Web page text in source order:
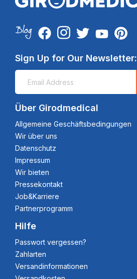
Sign Up for Our Newsletter:
Über Girodmedical
Allgemeine Geschäftsbedingungen
Wir über uns
Datenschutz
Impressum
Wir bieten
Pressekontakt
Job&Karriere
Partnerprogramm
Hilfe
Passwort vergessen?
Zahlarten
Versandinformationen